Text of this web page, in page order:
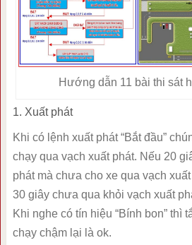
Hướng dẫn 11 bài thi sát
1. Xuất phát
Khi có lệnh xuất phát “Bắt đầu”
chạy qua vạch xuất phát. Nếu 20
phát mà chưa cho xe qua vạch
30 giây chưa qua khỏi vạch xuất
Khi nghe có tín hiệu “Bính bon” thì
chạy chậm lại là ok.